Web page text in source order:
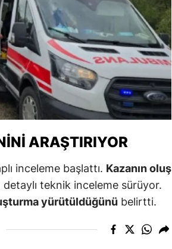
ARAŞTIRIYOR
inceleme başlattı. Kazanın oluş
detaylı teknik inceleme sürüyor.
yürütüldüğünü belirtti.